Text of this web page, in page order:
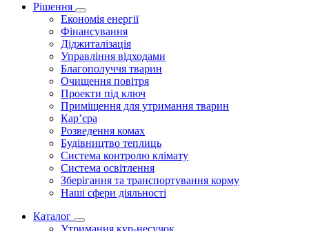
Рішення
Економія енергії
Фінансування
Діджиталізація
Управління відходами
Благополуччя тварин
Очищення повітря
Проекти під ключ
Приміщення для утримання тварин
Кар’єра
Розведення комах
Будівництво теплиць
Система контролю клімату
Система освітлення
Зберігання та транспортування корму
Наші сфери діяльності
Каталог